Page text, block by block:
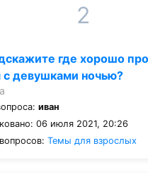
2
где хорошо
с девушками ночью?
иван
06 июля 2021, 20:26
Темы для взрослых